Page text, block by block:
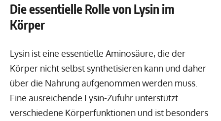
Die essentielle Rolle von Lysin im
Körper
Lysin ist eine essentielle Aminosäure, die der
Körper nicht selbst synthetisieren kann und daher
über die Nahrung aufgenommen werden muss.
Eine ausreichende Lysin-Zufuhr unterstützt
verschiedene Körperfunktionen und ist besonders